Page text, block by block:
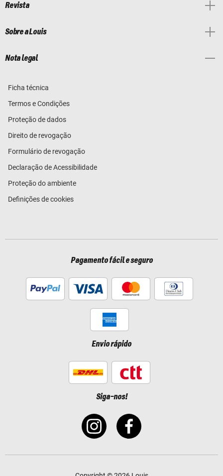
Revista
Sobre a Louis
Nota legal
Ficha técnica
Termos e Condições
Proteção de dados
Direito de revogação
Formulário de revogação
Declaração de Acessibilidade
Proteção do ambiente
Definições de cookies
Pagamento fácil e seguro
Envio rápido
Siga-nos!